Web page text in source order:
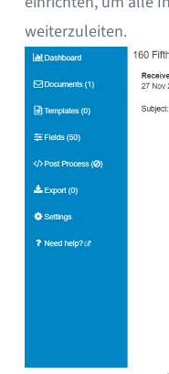
weiterzuleiten.